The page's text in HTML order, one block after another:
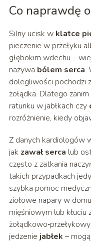
Co naprawdę
Silny ucisk w klatce
pieczenie w przełyku
głębokim wdechu –
nazywa bólem serca.
dolegliwości pochodzi
żołądka. Dlatego
ratunku w jabłkach czy
rozróżnienie, kiedy
Z danych kardiologów
jak zawał serca lub
często z zatkania
takich przypadkach
szybka pomoc
ziołowe napary w
mięśniowym lub
jedzenie jabłek –